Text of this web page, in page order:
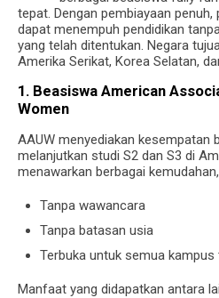
tepat. Dengan pembiayaan
dapat menempuh pendidikan
yang telah ditentukan. Negara
Amerika Serikat, Korea Selatan,
1. Beasiswa American
Women
AAUW menyediakan kesempatan
melanjutkan studi S2 dan S3 di
menawarkan berbagai
Tanpa wawancara
Tanpa batasan usia
Terbuka untuk semua kampus
Manfaat yang didapatkan antara